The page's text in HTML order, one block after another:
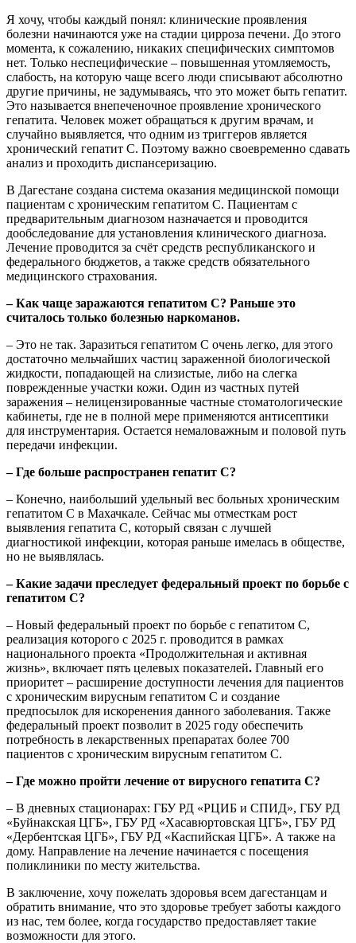
Я хочу, чтобы каждый понял: клинические проявления
болезни начинаются уже на стадии цирроза печени. До этого
момента, к сожалению, никаких специфических симптомов
нет. Только неспецифические – повышенная утомляемость,
слабость, на которую чаще всего люди списывают абсолютно
другие причины, не задумываясь, что это может быть гепатит.
Это называется внепеченочное проявление хронического
гепатита. Человек может обращаться к другим врачам, и
случайно выявляется, что одним из триггеров является
хронический гепатит С. Поэтому важно своевременно сдавать
анализ и проходить диспансеризацию.
В Дагестане создана система оказания медицинской помощи
пациентам с хроническим гепатитом С. Пациентам с
предварительным диагнозом назначается и проводится
дообследование для установления клинического диагноза.
Лечение проводится за счёт средств республиканского и
федерального бюджетов, а также средств обязательного
медицинского страхования.
– Как чаще заражаются гепатитом С? Раньше это
считалось только болезнью наркоманов.
– Это не так. Заразиться гепатитом С очень легко, для этого
достаточно мельчайших частиц зараженной биологической
жидкости, попадающей на слизистые, либо на слегка
поврежденные участки кожи. Один из частных путей
заражения – нелицензированные частные стоматологические
кабинеты, где не в полной мере применяются антисептики
для инструментария. Остается немаловажным и половой путь
передачи инфекции.
– Где больше распространен гепатит С?
– Конечно, наибольший удельный вес больных хроническим
гепатитом С в Махачкале. Сейчас мы отместкам рост
выявления гепатита С, который связан с лучшей
диагностикой инфекции, которая раньше имелась в обществе,
но не выявлялась.
– Какие задачи преследует федеральный проект по борьбе с
гепатитом С?
– Новый федеральный проект по борьбе с гепатитом С,
реализация которого с 2025 г. проводится в рамках
национального проекта «Продолжительная и активная
жизнь», включает пять целевых показателей. Главный его
приоритет – расширение доступности лечения для пациентов
с хроническим вирусным гепатитом С и создание
предпосылок для искоренения данного заболевания. Также
федеральный проект позволит в 2025 году обеспечить
потребность в лекарственных препаратах более 700
пациентов с хроническим вирусным гепатитом С.
– Где можно пройти лечение от вирусного гепатита С?
– В дневных стационарах: ГБУ РД «РЦИБ и СПИД», ГБУ РД
«Буйнакская ЦГБ», ГБУ РД «Хасавюртовская ЦГБ», ГБУ РД
«Дербентская ЦГБ», ГБУ РД «Каспийская ЦГБ». А также на
дому. Направление на лечение начинается с посещения
поликлиники по месту жительства.
В заключение, хочу пожелать здоровья всем дагестанцам и
обратить внимание, что это здоровье требует заботы каждого
из нас, тем более, когда государство предоставляет такие
возможности для этого.